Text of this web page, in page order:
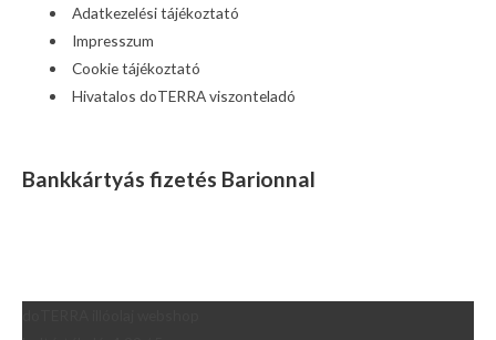
Adatkezelési tájékoztató
Impresszum
Cookie tájékoztató
Hivatalos doTERRA viszonteladó
Bankkártyás fizetés Barionnal